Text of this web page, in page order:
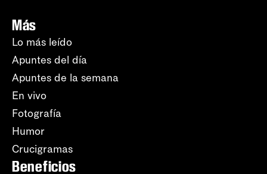
Más
Lo más leído
Apuntes del día
Apuntes de la semana
En vivo
Fotografía
Humor
Crucigramas
Beneficios